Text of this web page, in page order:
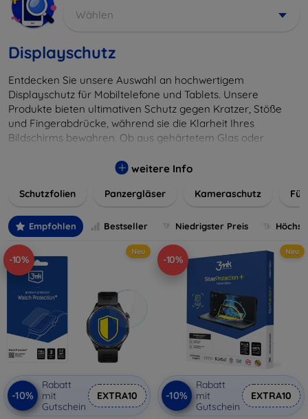
Wählen
Displayschutz
Entdecken Sie unsere Auswahl an hochwertigem
Displayschutz für Mobiltelefone und Tablets. Unsere
Produkte bieten ultimativen Schutz gegen Kratzer, Stöße
und Fingerabdrücke, während sie die Klarheit Ihres
Bildschirms bewahren. Ob aus gehärtetem Glas oder
installieren und passgenau für jedes Gerät, um eine
wertvolles Gerät mit unseren langlebigen und zuverlässigen
digitales Erlebnis.
weitere Info
Schutzfolien Panzergläser Kameraschutz
Empfohlen Bestseller Niedrigster Preis
-10%
Neu
-10%
Rabatt
mit
Gutschein
EXTRA10
-10%
Neu
-10%
Rabatt
mit
Gutschein
EXTRA10